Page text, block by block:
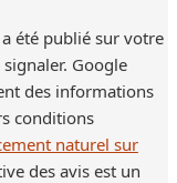
été publié sur votre
Google
des informations
conditions
naturel sur
des avis est un